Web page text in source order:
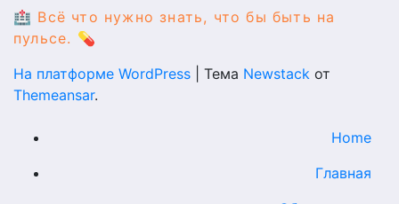
🏥 Всё что нужно знать, что бы быть на
пульсе. 💊
На платформе WordPress
Тема Newstack от
Themeansar.
Home
Главная